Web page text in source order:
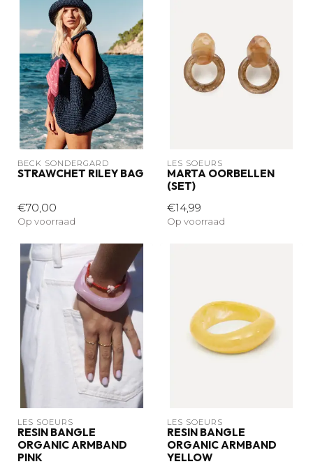
BECK SÖNDERGARD
STRAWCHET RILEY BAG
€70,00
Op voorraad
LES SOEURS
MARTA OORBELLEN
(SET)
€14,99
Op voorraad
LES SOEURS
RESIN BANGLE
ORGANIC ARMBAND
PINK
LES SOEURS
RESIN BANGLE
ORGANIC ARMBAND
YELLOW